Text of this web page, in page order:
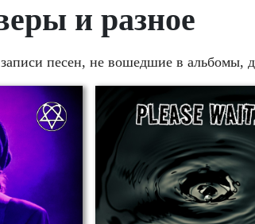
и разное
песен, не вошедшие в альбомы,